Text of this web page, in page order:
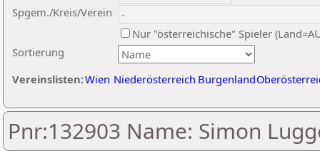
Sortierung
Spgem./Kreis/Verein
Nur "österreichische" Spieler
Vereinslisten:Wien Niederösterreich Burgenland
Pnr:132903 Name: Simon